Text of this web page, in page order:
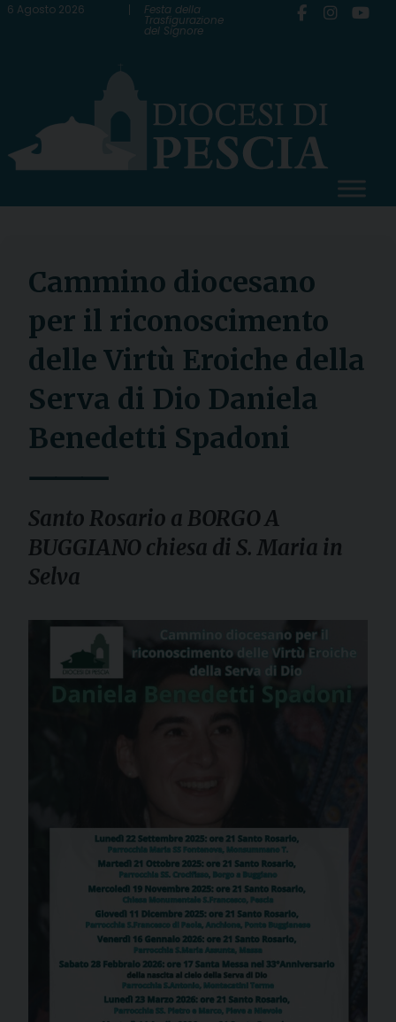
Skip
6 Agosto 2026 Festa della
Trasfigurazione
del Signore
Cammino diocesano
per il riconoscimento
delle Virtù Eroiche della
Serva di Dio Daniela
Benedetti Spadoni
⸻
Santo Rosario a BORGO A
BUGGIANO chiesa di S. Maria in
Selva